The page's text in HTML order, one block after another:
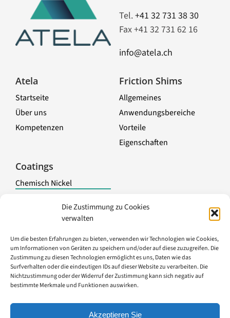
Die Zustimmung zu Cookies
verwalten
Um die besten Erfahrungen zu bieten, verwenden wir Technologien wie Cookies,
um Informationen von Geräten zu speichern und/oder auf diese zuzugreifen. Die
Zustimmung zu diesen Technologien ermöglicht es uns, Daten wie das
Surfverhalten oder die eindeutigen IDs auf dieser Website zu verarbeiten. Die
Nichtzustimmung oder der Widerruf der Zustimmung kann sich negativ auf
bestimmte Merkmale und Funktionen auswirken.
Akzeptieren Sie
Atela
Startseite
Über uns
Kompetenzen
Navigation
Friction Shims
Allgemeines
Anwendungsbereiche
Vorteile
Eigenschaften
Coatings
Chemisch Nickel
Verbundstoffe
Elektrolytische
Andere
Oberflächenveredelung
Reiseführer
Tel.+41 32 731 38 30
Fax +41 32 731 62 16
info@atela.ch